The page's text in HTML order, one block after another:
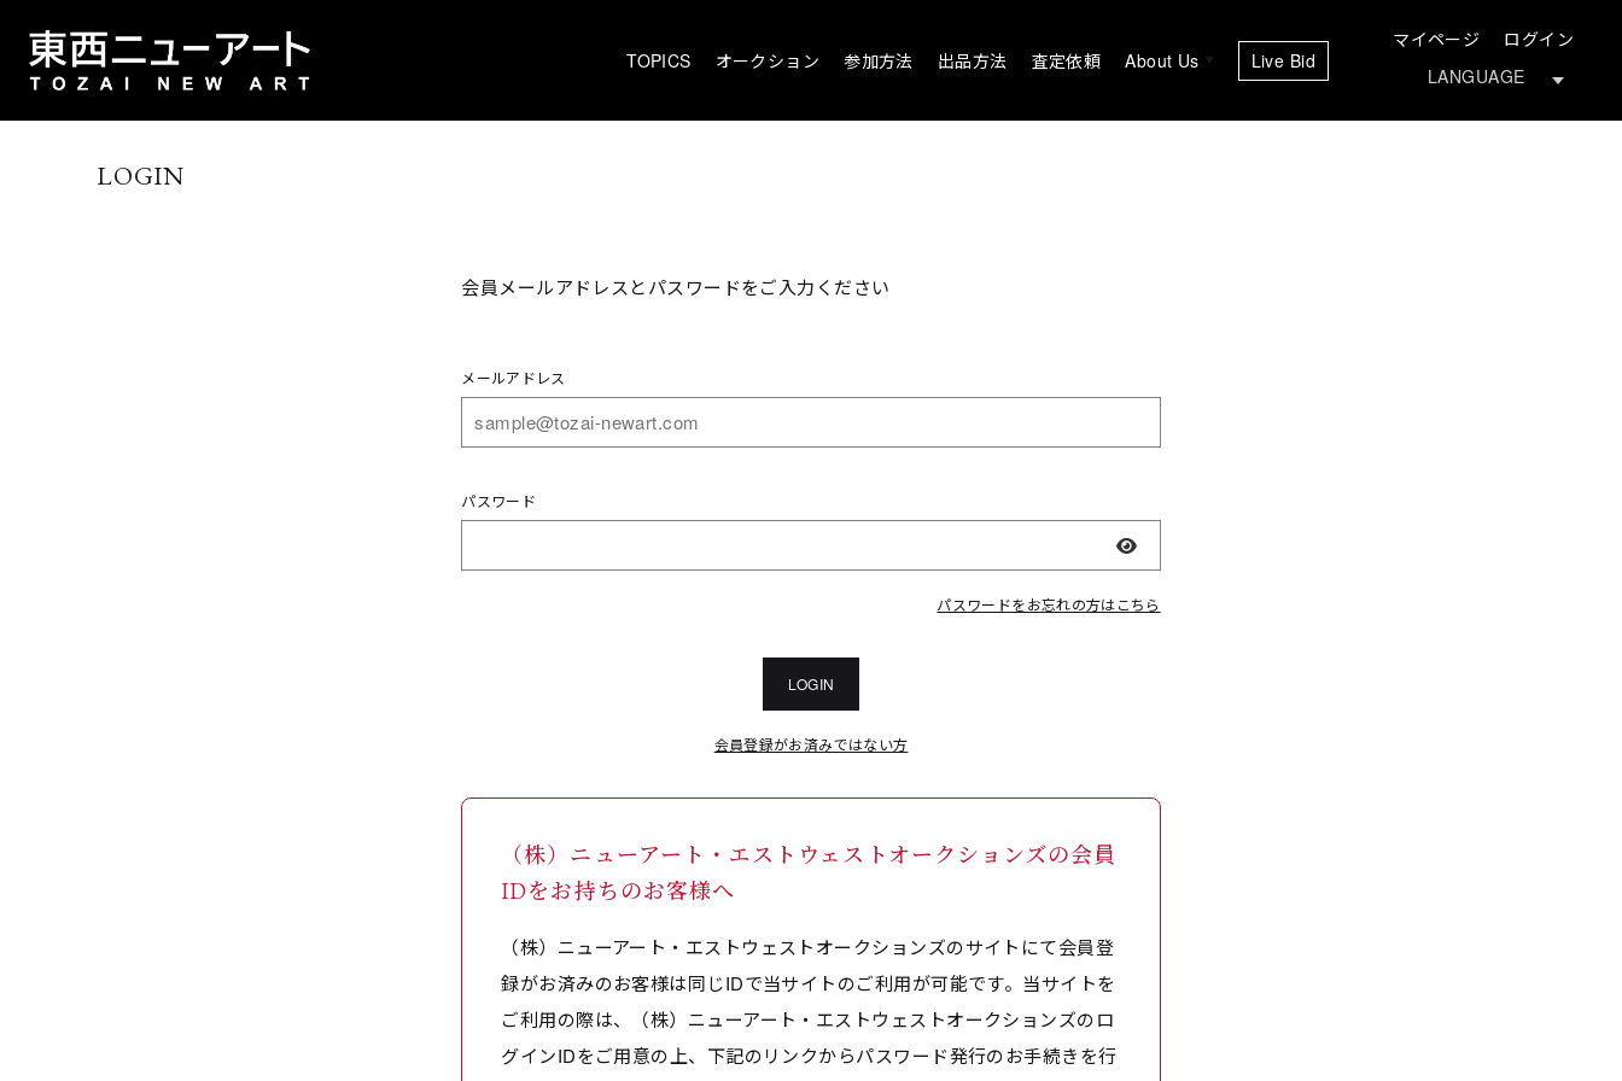
TOPICS オークション 参加方法 出品方法 査定依頼 About Us Live Bid
マイページ ログイン
LOGIN
会員メールアドレスとパスワードをご入力ください
メールアドレス
パスワード
表示
パスワードをお忘れの方はこちら
LOGIN
会員登録がお済みではない方
（株）ニューアート・エストウェストオークションズの会員
IDをお持ちのお客様へ
（株）ニューアート・エストウェストオークションズのサイトにて会員登
録がお済みのお客様は同じIDで当サイトのご利用が可能です。当サイトを
ご利用の際は、（株）ニューアート・エストウェストオークションズのロ
グインIDをご用意の上、下記のリンクからパスワード発行のお手続きを行